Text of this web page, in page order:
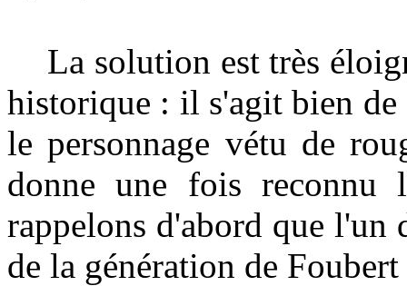
La solution est très
historique : il s'agit bien
le personnage vétu de
donne une fois reconnu
rappelons d'abord que l'un
de la génération de